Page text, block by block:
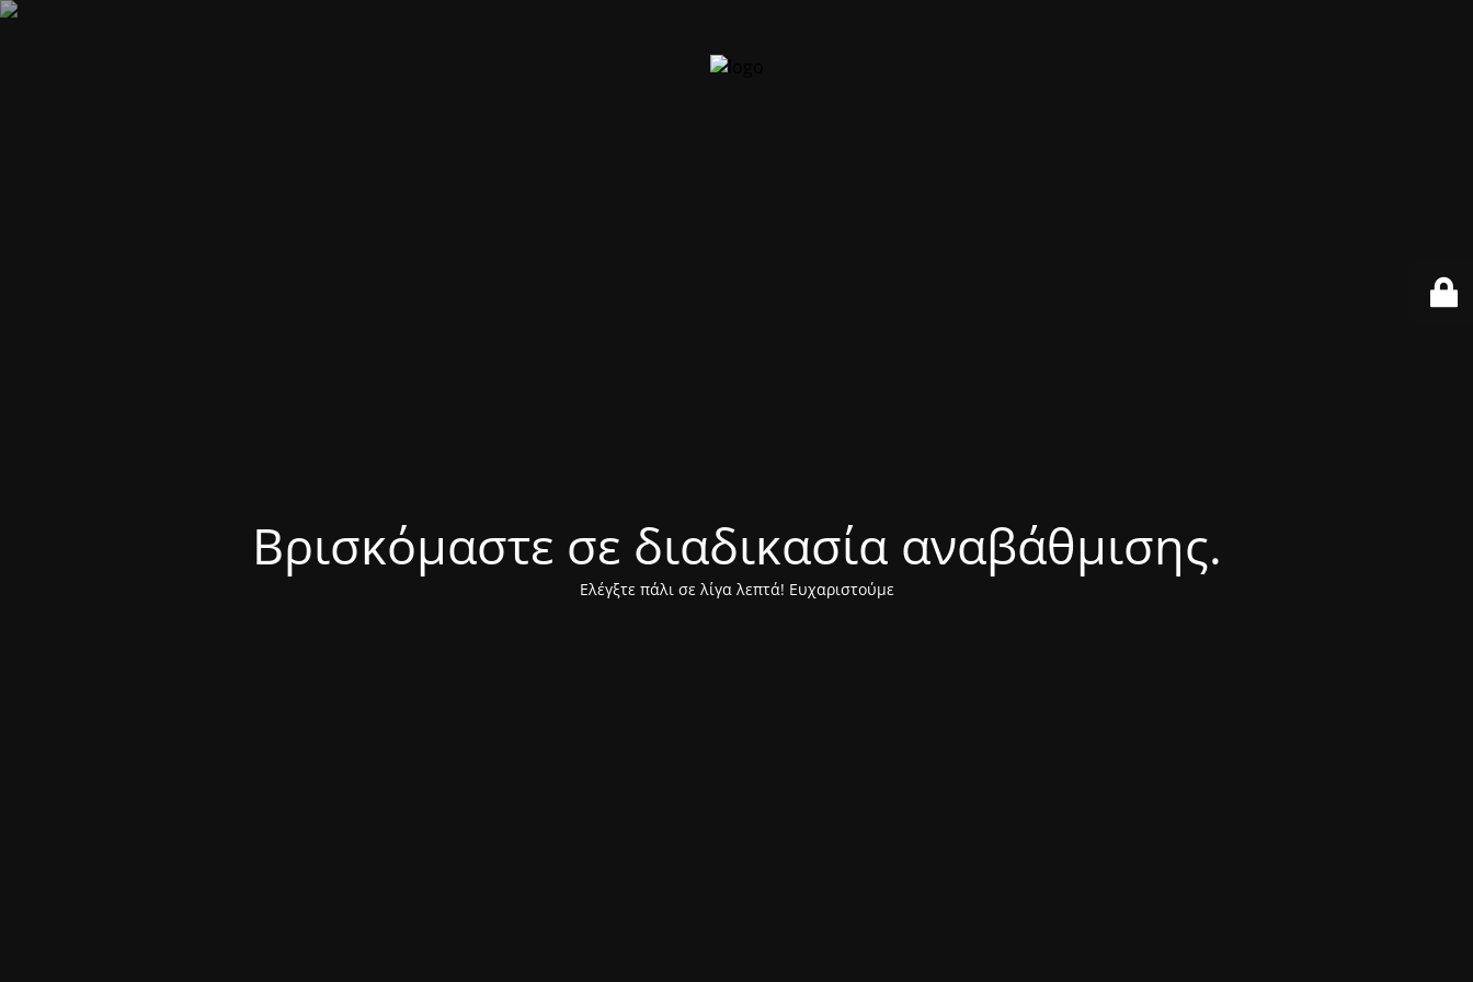
Βρισκόμαστε σε διαδικασία αναβάθμισης.
Ελέγξτε πάλι σε λίγα λεπτά! Ευχαριστούμε